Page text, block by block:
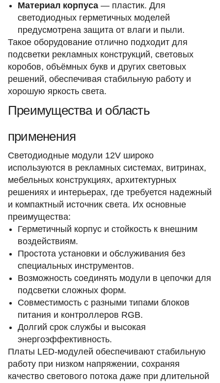
Материал корпуса — пластик. Для
светодиодных герметичных моделей
предусмотрена защита от влаги и пыли.
Такое оборудование отлично подходит для
подсветки рекламных конструкций, световых
коробов, объёмных букв и других световых
решений, обеспечивая стабильную работу и
хорошую яркость света.
Преимущества и область
применения
Светодиодные модули 12V широко
используются в рекламных системах, витринах,
мебельных конструкциях, архитектурных
решениях и интерьерах, где требуется надежный
и компактный источник света. Их основные
преимущества:
Герметичный корпус и стойкость к внешним
воздействиям.
Простота установки и обслуживания без
специальных инструментов.
Возможность соединять модули в цепочки для
подсветки сложных форм.
Совместимость с разными типами блоков
питания и контроллеров RGB.
Долгий срок службы и высокая
энергоэффективность.
Платы LED‑модулей обеспечивают стабильную
работу при низком напряжении, сохраняя
качество светового потока даже при длительной